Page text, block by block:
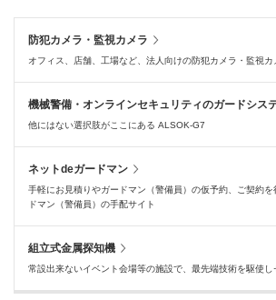
防犯カメラ・監視カメラ
オフィス、店舗、工場など、法人向けの防犯カメラ・監視カ
機械警備・オンラインセキュリティのガードシス
他にはない選択肢がここにある ALSOK-G7
ネットdeガードマン
手軽にお見積りやガードマン（警備員）の仮予約、ご契約
ドマン（警備員）の手配サイト
組立式金属探知機
常設出来ないイベント会場等の施設で、最先端技術を駆使